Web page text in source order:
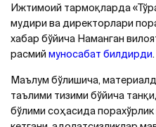
Ижтимоий тармоқларда
мудири ва директорлари
хабар бўйича Наманган
расмий муносабат билдирди.
Маълум бўлишича,
таълими тизими бўйича
бўлими соҳасида